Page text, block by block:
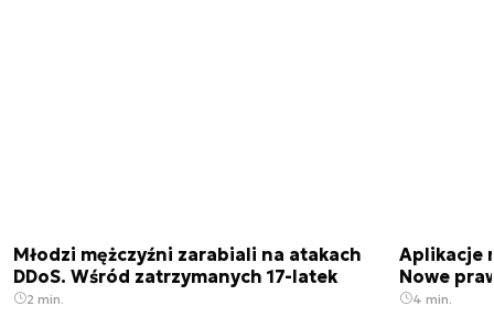
Młodzi mężczyźni zarabiali na atakach
DDoS. Wśród zatrzymanych 17-latek
2 min.
Aplikacje
Nowe
4 min.